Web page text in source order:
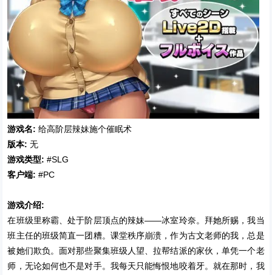
游戏名: 给高阶层辣妹施个催眠术
版本: 无
游戏类型: #SLG
客户端: #PC
游戏介绍:
在班级里称霸、处于阶层顶点的辣妹——冰室玲奈。拜她所赐，我当
班主任的班级简直一团糟。课堂秩序崩溃，作为古文老师的我，总是
被她们欺负。面对那些聚集班级人望、拉帮结派的家伙，单凭一个老
师，无论如何也不是对手。我每天只能悔恨地咬着牙。就在那时，我